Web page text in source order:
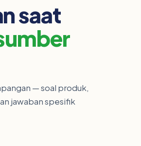
saat
— soal produk,
jawaban spesifik